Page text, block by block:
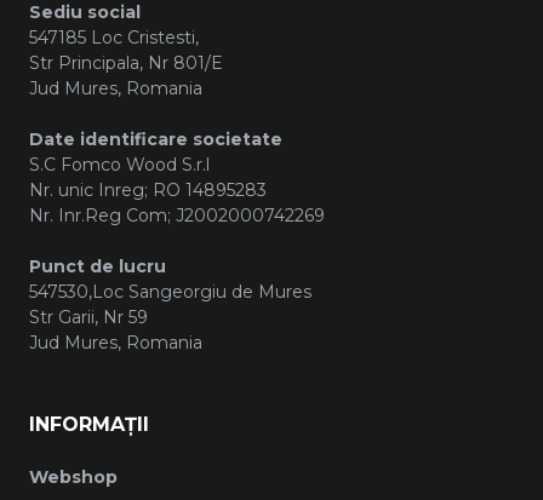
Sediu social
547185 Loc Cristesti,
Str Principala, Nr 801/E
Jud Mures, Romania
Date identificare societate
S.C Fomco Wood S.r.l
Nr. unic Inreg; RO 14895283
Nr. Inr.Reg Com; J2002000742269
Punct de lucru
547530,Loc Sangeorgiu de Mures
Str Garii, Nr 59
Jud Mures, Romania
INFORMAȚII
Webshop